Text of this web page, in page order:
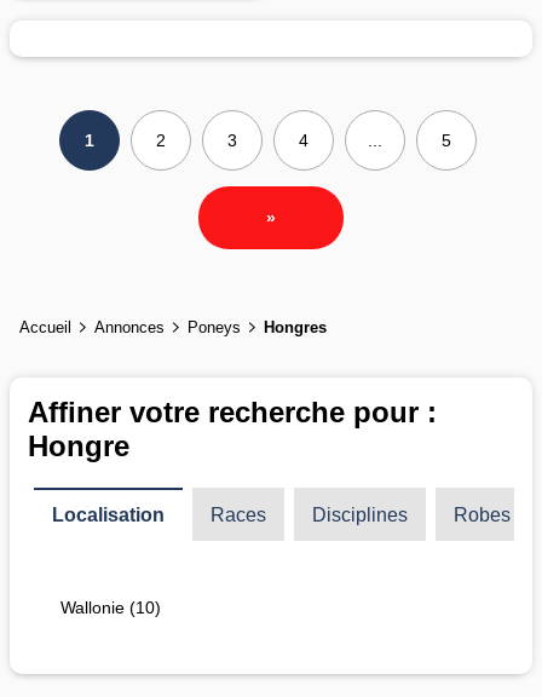
1 2 3 4 5
»
Accueil Annonces Poneys Hongres
Affiner votre recherche pour :
Hongre
Localisation Races Disciplines Robes
Wallonie (10)